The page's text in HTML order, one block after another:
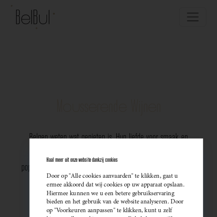
Belgen weten wat genieten is. Hun liefde voor smaak en
populariteit van Belgische mousserende wijnen. Meer dan ooit
kiezen ze bewust voor lokale bubbels — ideaal als
sprankelend aperitief of als verfijnde match bij een
gastronomisch diner. Santé!
Haal meer uit onze website dankzij cookies
Door op "Alle cookies aanvaarden" te klikken, gaat u
ermee akkoord dat wij cookies op uw apparaat opslaan.
Hiermee kunnen we u een betere gebruikservaring
bieden en het gebruik van de website analyseren. Door
op "Voorkeuren aanpassen" te klikken, kunt u zelf